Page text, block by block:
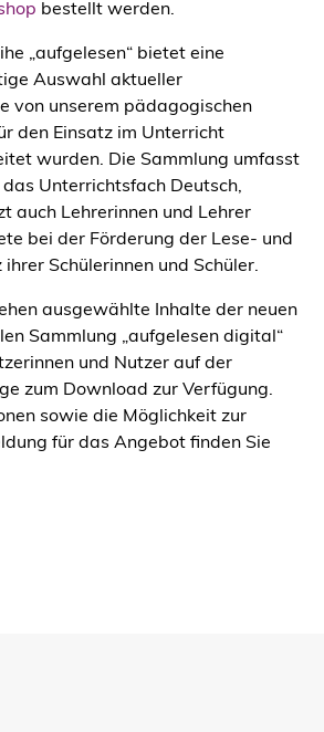
bestellt werden.
„aufgelesen“ bietet eine
Auswahl aktueller
von unserem pädagogischen
den Einsatz im Unterricht
wurden. Die Sammlung umfasst
Unterrichtsfach Deutsch,
auch Lehrerinnen und Lehrer
bei der Förderung der Lese- und
Schülerinnen und Schüler.
ausgewählte Inhalte der neuen
Sammlung „aufgelesen digital“
und Nutzer auf der
zum Download zur Verfügung.
sowie die Möglichkeit zur
für das Angebot finden Sie